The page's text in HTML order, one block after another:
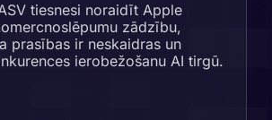
tiesnesi noraidīt Apple
zādzību,
prasības ir neskaidras un
ierobežošanu AI tirgū.